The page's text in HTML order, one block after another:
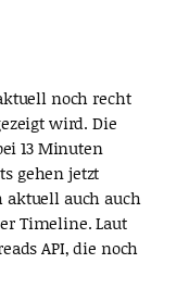
noch recht
wird. Die
13 Minuten
gehen jetzt
aktuell auch auch
Timeline. Laut
API, die noch